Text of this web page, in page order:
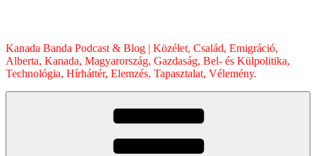
Kanada Banda Podcast & Blog | Közélet, Család, Emigráció,
Alberta, Kanada, Magyarország, Gazdaság, Bel- és Külpolitika,
Technológia, Hírháttér, Elemzés, Tapasztalat, Vélemény.